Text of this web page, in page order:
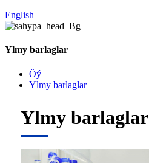
English
Ylmy barlaglar
Öý
Ylmy barlaglar
Ylmy barlaglar